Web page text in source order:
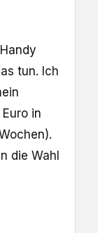
tun. Ich
in
die Wahl